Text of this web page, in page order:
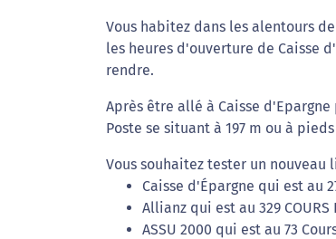
Vous habitez dans les alentours
les heures d'ouverture de Caisse
rendre.
Après être allé à Caisse
Poste se situant à 197 m ou à
Vous souhaitez tester un nouveau
Caisse d'Épargne qui est au
Allianz qui est au 329 COURS
ASSU 2000 qui est au 73